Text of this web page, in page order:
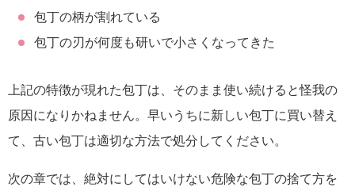
包丁の柄が割れている
包丁の刃が何度も研いで小さくなってきた
上記の特徴が現れた包丁は、そのまま使い続けると怪我の
原因になりかねません。早いうちに新しい包丁に買い替え
て、古い包丁は適切な方法で処分してください。
次の章では、絶対にしてはいけない危険な包丁の捨て方を